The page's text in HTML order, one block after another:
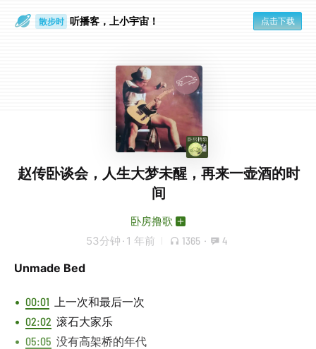
散步时 听播客，上小宇宙！ 点击下载
赵传卧谈会，人生大梦未醒，再来一壶酒的时
间
卧房撸歌
53分钟 · 1 年前 1365 · 4
Unmade Bed
00:01 上一次和最后一次
02:02 滚石大家乐
05:05 没有高架桥的年代